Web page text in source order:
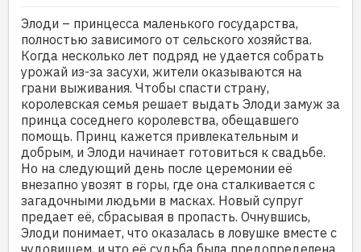
Элоди – принцесса маленького государства,
полностью зависимого от сельского хозяйства.
Когда несколько лет подряд не удается собрать
урожай из-за засухи, жители оказываются на
грани выживания. Чтобы спасти страну,
королевская семья решает выдать Элоди замуж за
принца соседнего королевства, обещавшего
помощь. Принц кажется привлекательным и
добрым, и Элоди начинает готовиться к свадьбе.
Но на следующий день после церемонии её
внезапно увозят в горы, где она сталкивается с
загадочными людьми в масках. Новый супруг
предает её, сбрасывая в пропасть. Очнувшись,
Элоди понимает, что оказалась в ловушке вместе с
чудовищем, и что её судьба была предопределена